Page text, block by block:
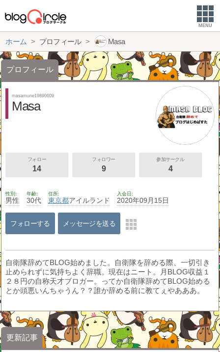
MENU
ホーム プロフィール Masa
プロフィール
masamune19890609
Masa
フォロー
14
フォロワー
9
参加サークル
4
性別
男性
年齢
30代
住所
東京都アイルランド
入会日
2020年09月15日
フォローする メッセージを送る
自衛隊辞めてBLOG始めました。自衛隊を辞める際、一切引き
止められずに気持ちよく辞職。現在はニート。月BLOG収益１
２８円の自称天才ブロガー。ってか自衛隊辞めてBLOG始める
とか頭悪いんちゃうん？？誰か辞める前に教てぇやあああ。
更新記事